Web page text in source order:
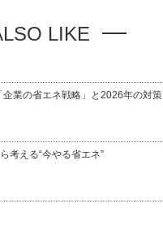
LIKE
企業の省エネ戦略」と2026年の対策
考える“今やる省エネ”